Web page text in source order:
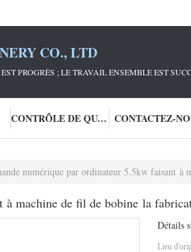
CO., LTD
PROGRÈS ; LE TRAVAIL ENSEMBLE EST
CONTRÔLE DE QUALITÉ CONTACTEZ-
numérique par ordinateur 5.5kw faisant à
machine de fil de bobine la
Détails
Lieu